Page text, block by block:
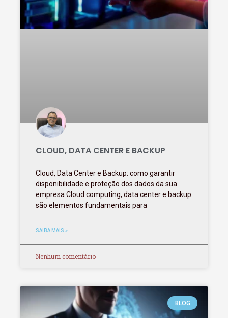
CLOUD, DATA CENTER E BACKUP
Cloud, Data Center e Backup: como garantir
disponibilidade e proteção dos dados da sua
empresa Cloud computing, data center e backup
são elementos fundamentais para
SAIBA MAIS »
Nenhum comentário
BLOG